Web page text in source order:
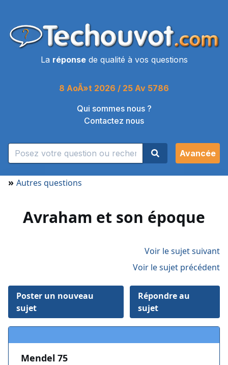
La réponsede qualité à vos questions
8 AoÃ»t 2026 / 25 Av 5786
Qui sommes nous ?
Contactez nous
Avancée
» Autres questions
Avraham et son époque
Voir le sujet suivant
Voir le sujet précédent
Poster un nouveau
sujet
Répondre au
sujet
Mendel 75